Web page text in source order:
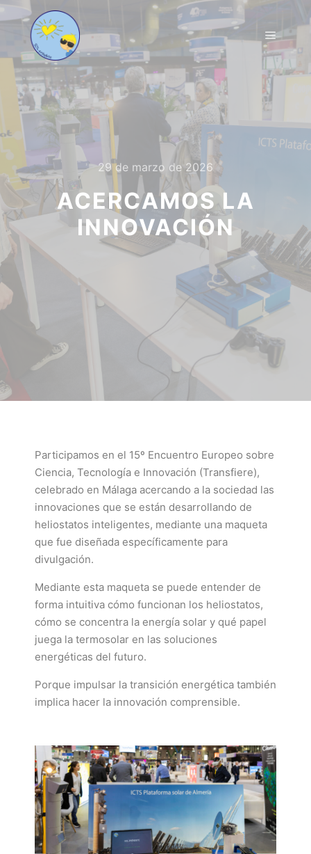
29 de marzo de 2026
ACERCAMOS LA
INNOVACIÓN
Participamos en el 15º Encuentro Europeo sobre
Ciencia, Tecnología e Innovación (Transfiere),
celebrado en Málaga acercando a la sociedad las
innovaciones que se están desarrollando de
heliostatos inteligentes, mediante una maqueta
que fue diseñada específicamente para
divulgación.
Mediante esta maqueta se puede entender de
forma intuitiva cómo funcionan los heliostatos,
cómo se concentra la energía solar y qué papel
juega la termosolar en las soluciones
energéticas del futuro.
Porque impulsar la transición energética también
implica hacer la innovación comprensible.